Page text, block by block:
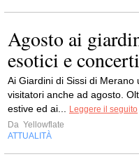
Agosto ai
esotici e
Ai Giardini di Sissi di
visitatori anche ad agosto.
estive ed ai...
Leggere il seguito
Da Yellowflate
ATTUALITÀ